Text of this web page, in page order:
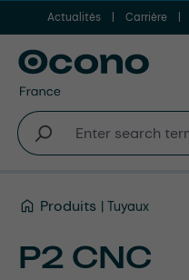
Aller au contenu principal
Actualités Carrière
Produits Tuyaux
P2 CNC